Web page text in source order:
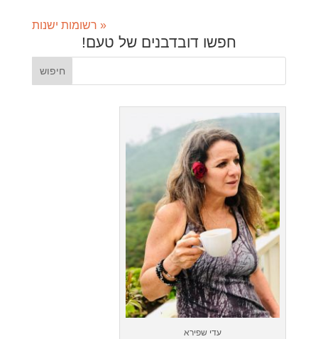
« רשומות ישנות
חפשו דובדבנים של טעם!
עדי שפירא